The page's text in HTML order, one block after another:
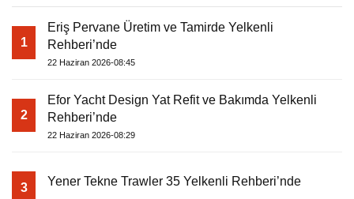
1
Eriş Pervane Üretim ve Tamirde Yelkenli
Rehberi’nde
22 Haziran 2026-08:45
2
Efor Yacht Design Yat Refit ve Bakımda Yelkenli
Rehberi’nde
22 Haziran 2026-08:29
3 Yener Tekne Trawler 35 Yelkenli Rehberi’nde